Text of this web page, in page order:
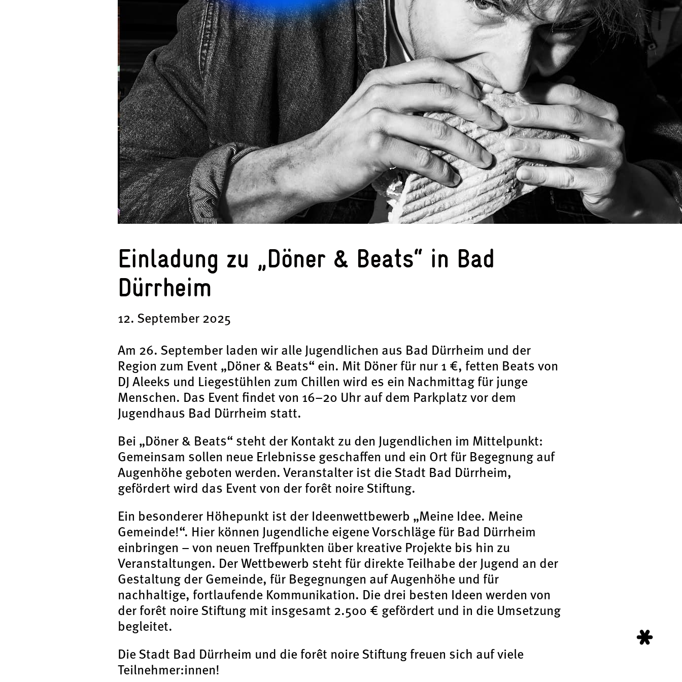
Einladung zu „Döner & Beats“ in Bad
Dürrheim
12. September 2025
Am 26. September laden wir alle Jugendlichen aus Bad Dürrheim und der
Region zum Event „Döner & Beats“ ein. Mit Döner für nur 1 €, fetten Beats von
DJ Aleeks und Liegestühlen zum Chillen wird es ein Nachmittag für junge
Menschen. Das Event findet von 16–20 Uhr auf dem Parkplatz vor dem
Jugendhaus Bad Dürrheim statt.
Bei „Döner & Beats“ steht der Kontakt zu den Jugendlichen im Mittelpunkt:
Gemeinsam sollen neue Erlebnisse geschaffen und ein Ort für Begegnung auf
Augenhöhe geboten werden. Veranstalter ist die Stadt Bad Dürrheim,
gefördert wird das Event von der forêt noire Stiftung.
Ein besonderer Höhepunkt ist der Ideenwettbewerb „Meine Idee. Meine
Gemeinde!“. Hier können Jugendliche eigene Vorschläge für Bad Dürrheim
einbringen – von neuen Treffpunkten über kreative Projekte bis hin zu
Veranstaltungen. Der Wettbewerb steht für direkte Teilhabe der Jugend an der
Gestaltung der Gemeinde, für Begegnungen auf Augenhöhe und für
nachhaltige, fortlaufende Kommunikation. Die drei besten Ideen werden von
der forêt noire Stiftung mit insgesamt 2.500 € gefördert und in die Umsetzung
begleitet.
Die Stadt Bad Dürrheim und die forêt noire Stiftung freuen sich auf viele
Teilnehmer:innen!